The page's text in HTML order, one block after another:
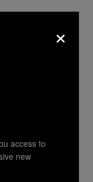
×
access to
new